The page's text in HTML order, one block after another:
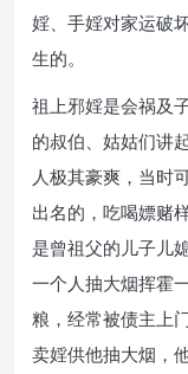
婬、手婬对家运破
生的。
祖上邪婬是会祸及
的叔伯、姑姑们讲
人极其豪爽，当时
出名的，吃喝嫖赌
是曾祖父的儿子儿
一个人抽大烟挥霍
粮，经常被债主上
卖婬供他抽大烟，